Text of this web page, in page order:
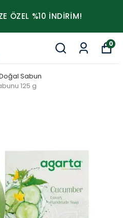
ÖZEL %10 İNDİRİM!
0
Sabun
125 g